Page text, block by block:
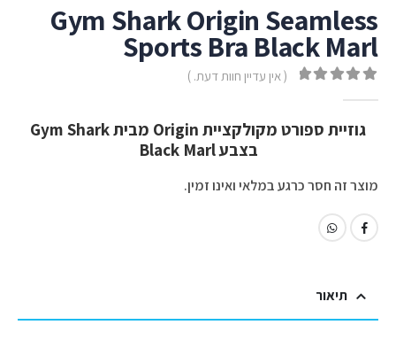
Gym Shark Origin Seamless
Sports Bra Black Marl
( אין עדיין חוות דעת. )
גוזיית ספורט מקולקציית Origin מבית Gym Shark
בצבע Black Marl
מוצר זה חסר כרגע במלאי ואינו זמין.
תיאור